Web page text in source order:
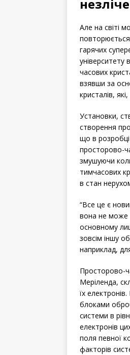
Але на світі
повторюється
гарячих
університету
часових
взявши за
кристалів,
Установки,
створення
що в
просторово-
змушуючи
тимчасових
в стан
“Все це є
вона не може
основному
зовсім іншу
наприклад,
Просторово-
Меріленда,
їх
блоками
системи в
електронів
поля певної
факторів